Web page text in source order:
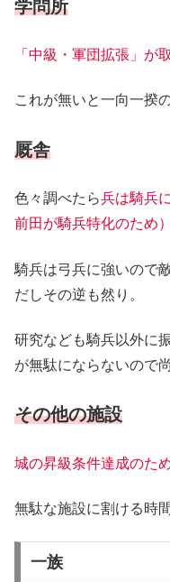
学問所
「中級・軍団拡張」が
これが無いと一向一揆
厩舎
色々調べたら兵は騎兵
前田が騎兵特化のため）
騎兵は弓兵に強いので
だしその逆も然り。
研究なども騎兵以外に
が無駄にならないので尚
その他の施設
城の昇級条件達成のた
無駄な施設に割ける時
一族